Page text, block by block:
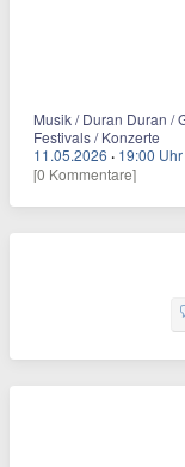
Musik / Duran Duran /
Festivals / Konzerte
11.05.2026 · 19:00 Uhr
[0 Kommentare]